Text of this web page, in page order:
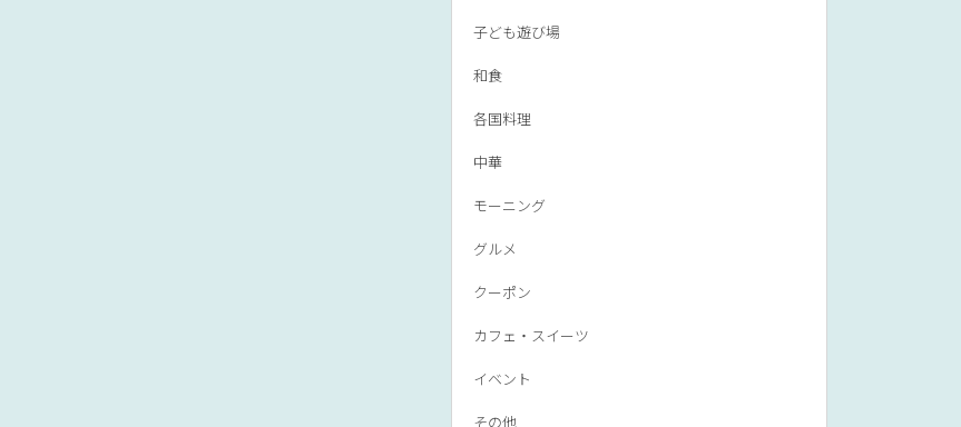
子ども遊び場
和食
各国料理
中華
モーニング
グルメ
クーポン
カフェ・スイーツ
イベント
その他